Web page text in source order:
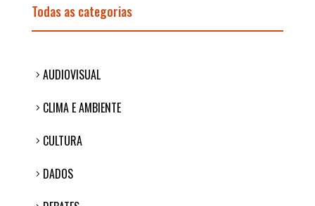
Todas as categorias
AUDIOVISUAL
CLIMA E AMBIENTE
CULTURA
DADOS